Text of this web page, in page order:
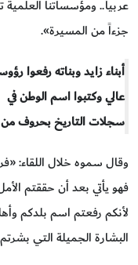
عربياً.. ومؤسساتنا العلمية
جزءاً من المسيرة».
أبناء زايد وبناته رفعوا
عالي وكتبوا اسم الوطن في
سجلات التاريخ بحروف من
وقال سموه خلال اللقاء:
فهو يأتي بعد أن حققتم
لأنكم رفعتم اسم بلدكم
البشارة الجميلة التي بشرتم